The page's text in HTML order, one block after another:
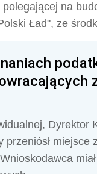
na
Ład", ze
Dyrektor
przeniósł miejsce